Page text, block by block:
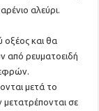
αλεύρι.
οξέος και θα
από ρευματοειδή
μετά το
μετατρέπονται σε